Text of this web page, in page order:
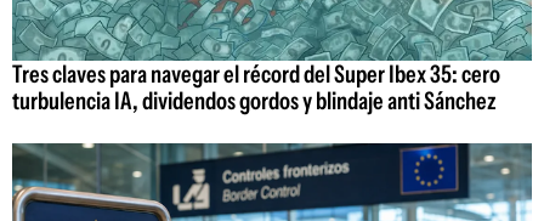
Tres claves para navegar el récord del Super Ibex 35: cero
turbulencia IA, dividendos gordos y blindaje anti Sánchez